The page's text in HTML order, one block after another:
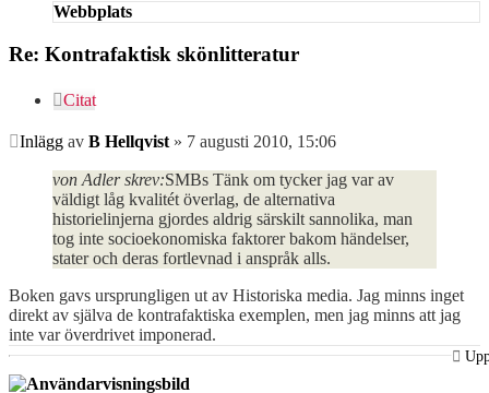
Webbplats
Re: Kontrafaktisk skönlitteratur
Citat
Inlägg av B Hellqvist » 7 augusti 2010, 15:06
von Adler skrev:SMBs Tänk om tycker jag var av
väldigt låg kvalitét överlag, de alternativa
historielinjerna gjordes aldrig särskilt sannolika, man
tog inte socioekonomiska faktorer bakom händelser,
stater och deras fortlevnad i anspråk alls.
Boken gavs ursprungligen ut av Historiska media. Jag minns inget
direkt av själva de kontrafaktiska exemplen, men jag minns att jag
inte var överdrivet imponerad.